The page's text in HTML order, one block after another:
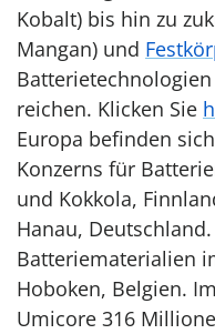
Kobalt) bis hin zu
Mangan) und
reichen. Klicken Sie
Europa befinden
Konzerns für
und Kokkola,
Hanau,
Batteriematerialien
Hoboken, Belgien.
Umicore 316